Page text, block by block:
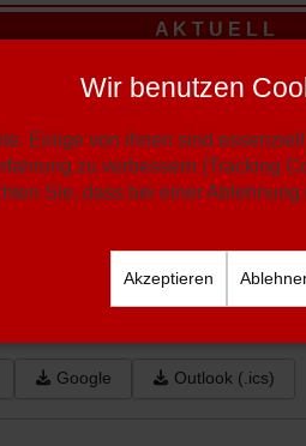
A K T U E L L
Disteln startet in Hagen -
3 - SC Hassel
20.07.202513:00
Google Outlook (.ics)
Wir benutzen
Einige von ihnen sind
zu verbessern (Tracking
Sie, dass bei einer
Akzeptieren